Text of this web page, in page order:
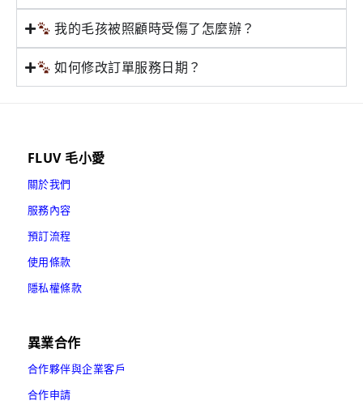
我的毛孩被照顧時受傷了怎麼辦？
如何修改訂單服務日期？
FLUV 毛小愛
關於我們
服務內容
預訂流程
使用條款
隱私權條款
異業合作
合作夥伴與企業客戶
合作申請